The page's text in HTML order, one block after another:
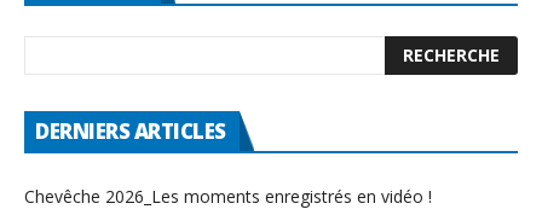
DERNIERS ARTICLES
Chevêche 2026_Les moments enregistrés en vidéo !